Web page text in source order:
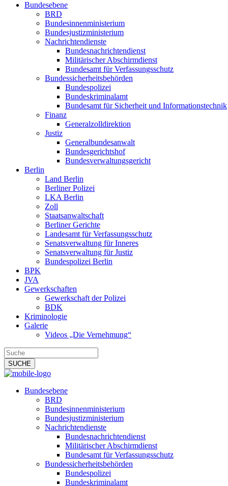
Bundesebene
BRD
Bundesinnenministerium
Bundesjustizministerium
Nachrichtendienste
Bundesnachrichtendienst
Militärischer Abschirmdienst
Bundesamt für Verfassungsschutz
Bundessicherheitsbehörden
Bundespolizei
Bundeskriminalamt
Bundesamt für Sicherheit und Informationstechnik
Finanz
Generalzolldirektion
Justiz
Generalbundesanwalt
Bundesgerichtshof
Bundesverwaltungsgericht
Berlin
Land Berlin
Berliner Polizei
LKA Berlin
Zoll
Staatsanwaltschaft
Berliner Gerichte
Landesamt für Verfassungsschutz
Senatsverwaltung für Inneres
Senatsverwaltung für Justiz
Bundespolizei Berlin
BPK
JVA
Gewerkschaften
Gewerkschaft der Polizei
BDK
Kriminologie
Galerie
Videos „Die Vernehmung“
Bundesebene
BRD
Bundesinnenministerium
Bundesjustizministerium
Nachrichtendienste
Bundesnachrichtendienst
Militärischer Abschirmdienst
Bundesamt für Verfassungsschutz
Bundessicherheitsbehörden
Bundespolizei
Bundeskriminalamt